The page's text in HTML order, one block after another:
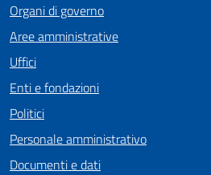
Organi di governo
Aree amministrative
Uffici
Enti e fondazioni
Politici
Personale amministrativo
Documenti e dati